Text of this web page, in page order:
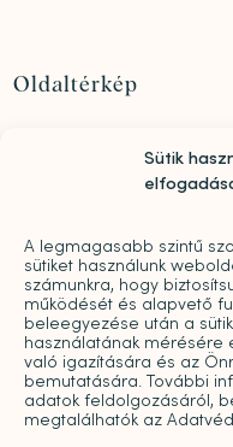
Sütik
A legmagasabb szintű
sütiket használunk
számunkra, hogy
működését és alapvető
beleegyezése után a
használatának mérésére
való igazítására és az
bemutatására. További
adatok feldolgozásáról,
megtalálhatók az
Oldaltérkép
Szolgáltatások
díjazására
Sajtó
Pro bono
Árak
Kapcsolat
Galéria